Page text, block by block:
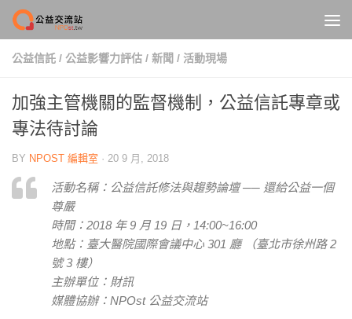
Skip to content
公益信託 / 公益影響力評估 / 新聞 / 活動現場
加強主管機關的監督機制，公益信託專章或
專法待討論
BY NPOST 編輯室 · 20 9 月, 2018
活動名稱：公益信託修法與趨勢論壇 ── 還給公益一個
尊嚴
時間：2018 年 9 月 19 日，14:00~16:00
地點：臺大醫院國際會議中心 301 廳 （臺北市徐州路 2
號 3 樓）
主辦單位：財訊
媒體協辦：NPOst 公益交流站